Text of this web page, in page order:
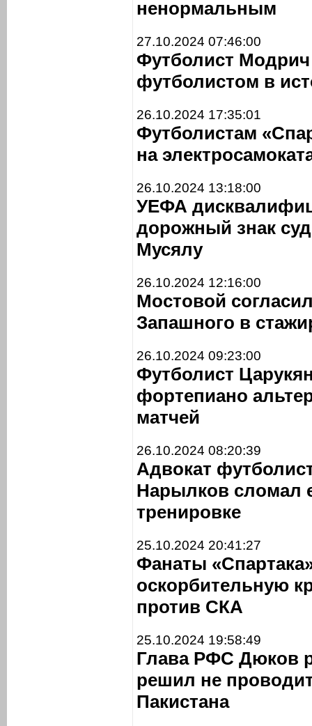
ненормальным
27.10.2024 07:46:00
Футболист
футболистом в
26.10.2024 17:35:01
Футболистам
на
26.10.2024 13:18:00
УЕФА
дорожный знак
Мусялу
26.10.2024 12:16:00
Мостовой
Запашного в
26.10.2024 09:23:00
Футболист
фортепиано
матчей
26.10.2024 08:20:39
Адвокат
Нарылков сломал
тренировке
25.10.2024 20:41:27
Фанаты
оскорбительную
против СКА
25.10.2024 19:58:49
Глава РФС Дюков
решил не
Пакистана